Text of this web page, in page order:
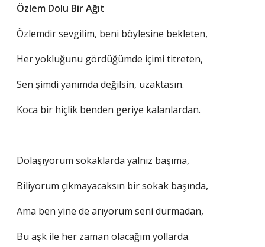
Özlem Dolu Bir Ağıt
Özlemdir sevgilim, beni böylesine bekleten,
Her yokluğunu gördüğümde içimi titreten,
Sen şimdi yanımda değilsin, uzaktasın.
Koca bir hiçlik benden geriye kalanlardan.
Dolaşıyorum sokaklarda yalnız başıma,
Biliyorum çıkmayacaksın bir sokak başında,
Ama ben yine de arıyorum seni durmadan,
Bu aşk ile her zaman olacağım yollarda.